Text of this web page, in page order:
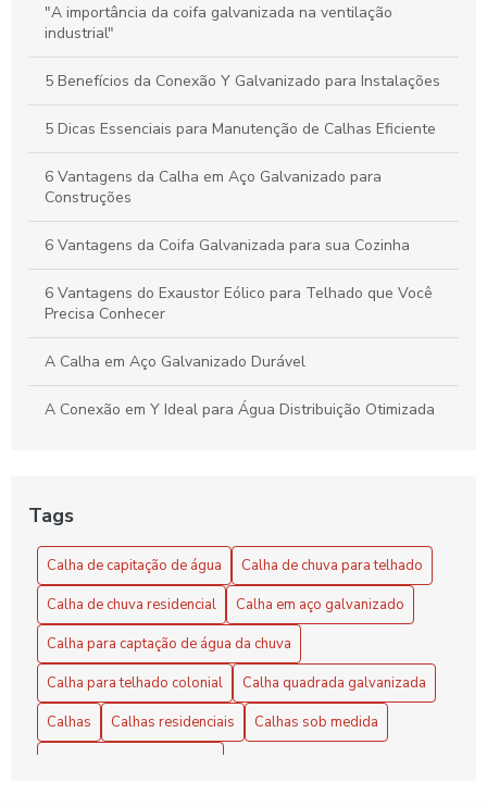
Calhas Personalizadas: Como Garantir a Proteção Ideal
Contra a Água da Chuva na Sua Casa
Como a Calha em Aço Galvanizado Protege Sua Casa e
Aumenta o Valor do Seu Imóvel
"A importância da coifa galvanizada na ventilação
industrial"
5 Benefícios da Conexão Y Galvanizado para Instalações
5 Dicas Essenciais para Manutenção de Calhas Eficiente
6 Vantagens da Calha em Aço Galvanizado para
Construções
6 Vantagens da Coifa Galvanizada para sua Cozinha
6 Vantagens do Exaustor Eólico para Telhado que Você
Precisa Conhecer
A Calha em Aço Galvanizado Durável
A Conexão em Y Ideal para Água Distribuição Otimizada
Benefícios e Vantagens do Exaustor Eólico para Galpão:
Eficiência e Sustentabilidade
Calha de Capitação de Água: Benefícios e Instalação
Calha de capitação de água: como escolher e instalar
corretamente
Calha de capitação de água: guia completo
Tags
Calha de capitação de água
Calha de chuva para telhado
Calha de chuva residencial
Calha em aço galvanizado
Calha para captação de água da chuva
Calha para telhado colonial
Calha quadrada galvanizada
Calhas
Calhas residenciais
Calhas sob medida